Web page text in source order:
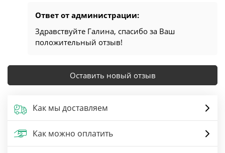
Ответ от администрации:
Здравствуйте Галина, спасибо за Ваш
положительный отзыв!
Оставить новый отзыв
Как мы доставляем
Как можно оплатить